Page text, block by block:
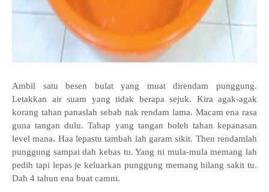
Ambil satu besen bulat yang muat direndam punggung.
Letakkan air suam yang tidak berapa sejuk. Kira agak-agak
korang tahan panaslah sebab nak rendam lama. Macam ena rasa
guna tangan dulu. Tahap yang tangan boleh tahan kepanasan
level mana. Haa lepastu tambah lah garam sikit. Then rendamlah
punggung sampai dah kebas tu. Yang ni mula-mula memang lah
pedih tapi lepas je keluarkan punggung memang hilang sakit tu.
Dah 4 tahun ena buat camni.